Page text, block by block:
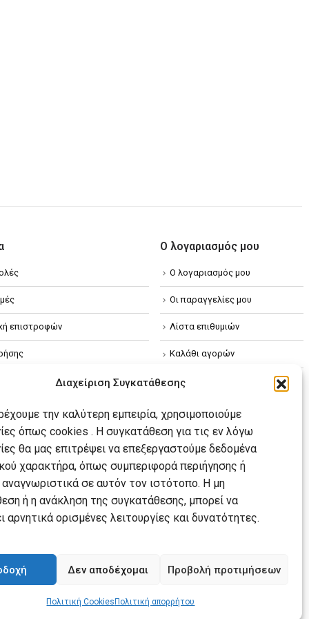
Διαχείριση Συγκατάθεσης
την καλύτερη εμπειρία, χρησιμοποιούμε
όπως cookies . Η συγκατάθεση για τις εν λόγω
θα μας επιτρέψει να επεξεργαστούμε δεδομένα
χαρακτήρα, όπως συμπεριφορά περιήγησης ή
αναγνωριστικά σε αυτόν τον ιστότοπο. Η μη
ή η ανάκληση της συγκατάθεσης, μπορεί να
αρνητικά ορισμένες λειτουργίες και δυνατότητες.
Δεν αποδέχομαι Προβολή προτιμήσεων
Πολιτική Cookies Πολιτική απορρήτου
επιστροφών
απορρήτου
Cookies
Ο λογαριασμός μου
Ο λογαριασμός μου
Οι παραγγελίες μου
Λίστα επιθυμιών
Καλάθι αγορών